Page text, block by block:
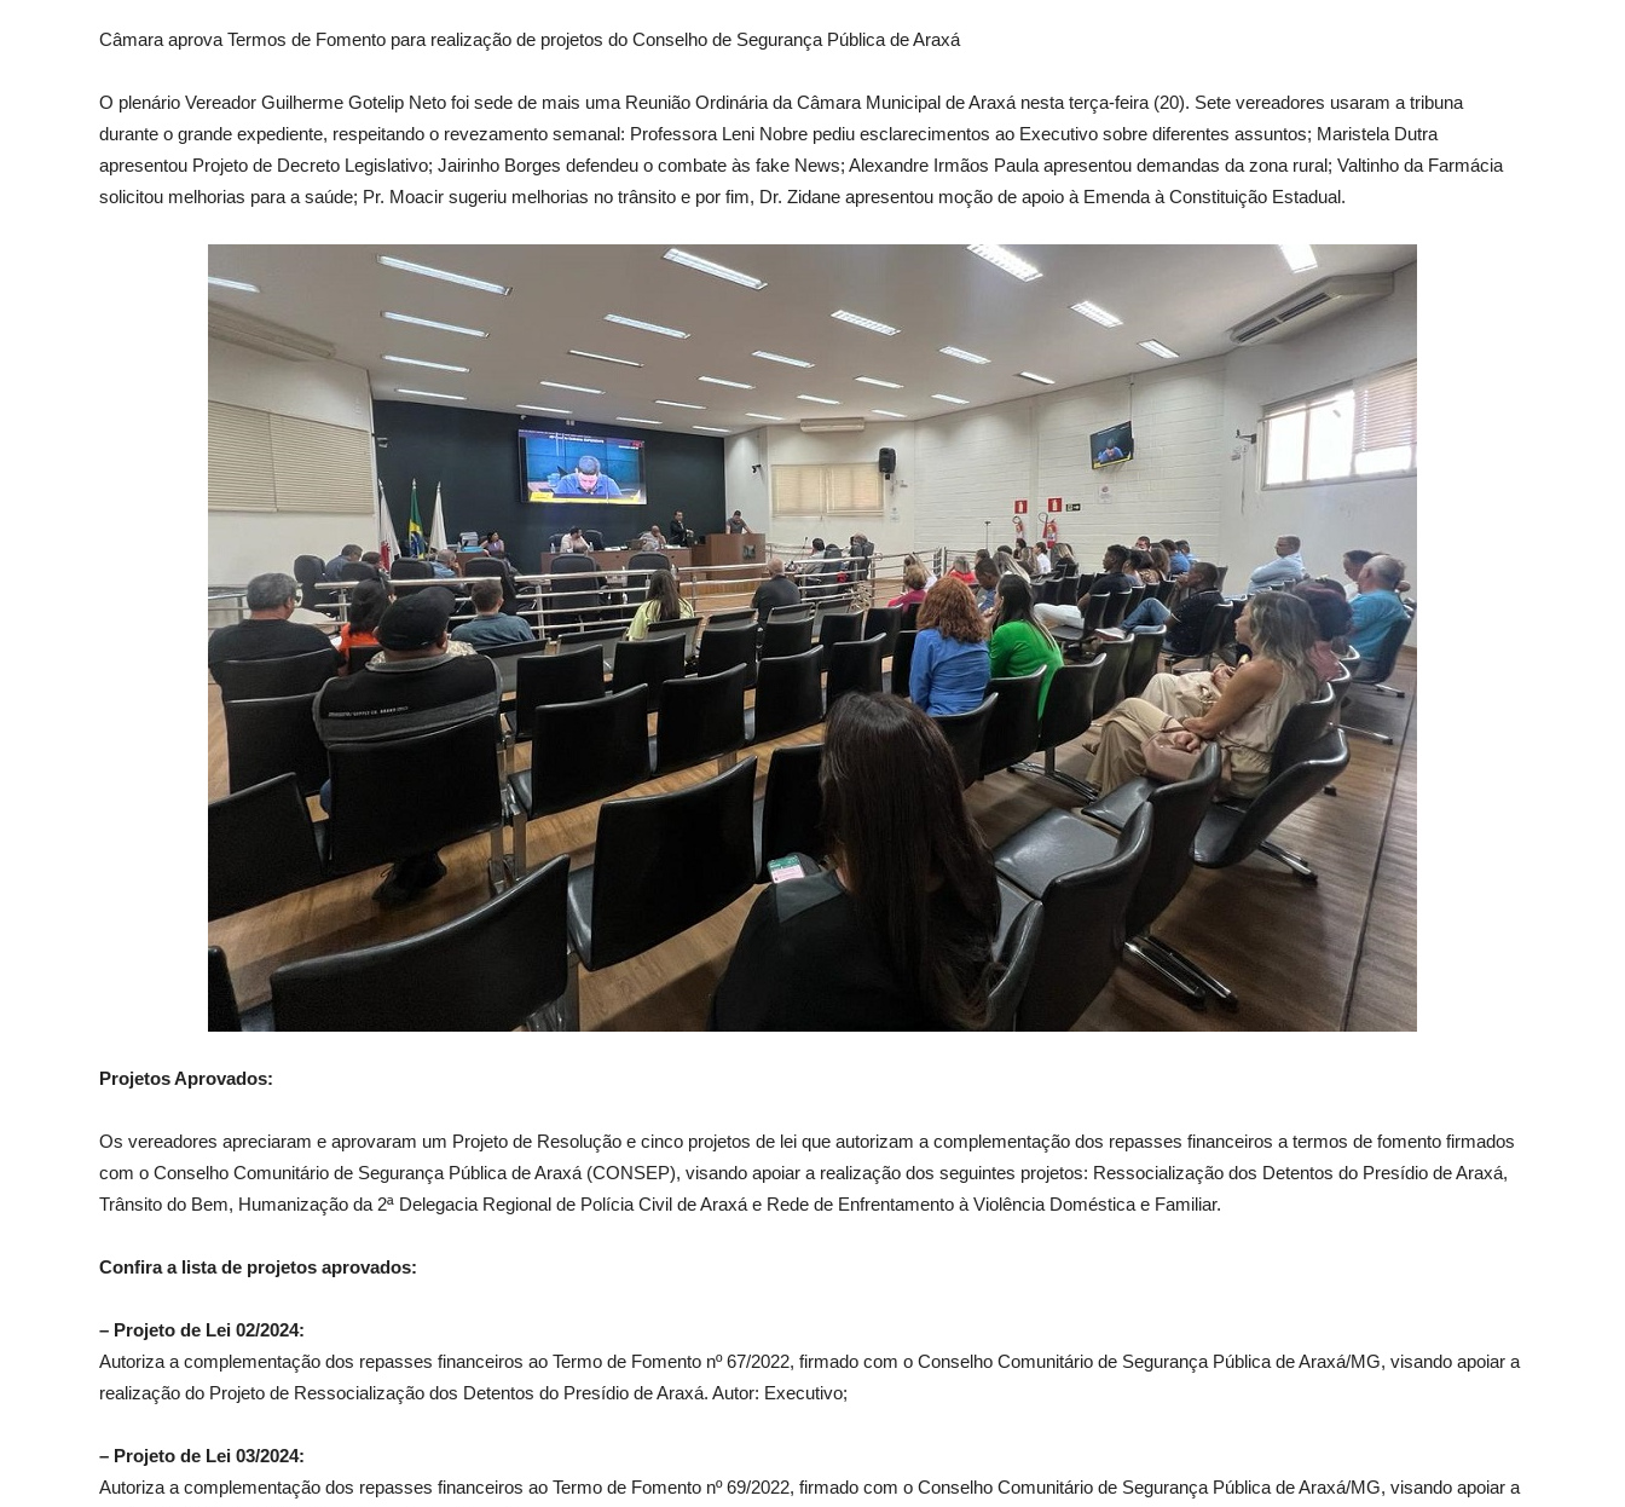
Câmara aprova Termos de Fomento para realização de projetos do Conselho de Segurança Pública de Araxá
O plenário Vereador Guilherme Gotelip Neto foi sede de mais uma Reunião Ordinária da Câmara Municipal de Araxá nesta terça-feira (20). Sete vereadores usaram a tribuna
durante o grande expediente, respeitando o revezamento semanal: Professora Leni Nobre pediu esclarecimentos ao Executivo sobre diferentes assuntos; Maristela Dutra
apresentou Projeto de Decreto Legislativo; Jairinho Borges defendeu o combate às fake News; Alexandre Irmãos Paula apresentou demandas da zona rural; Valtinho da Farmácia
solicitou melhorias para a saúde; Pr. Moacir sugeriu melhorias no trânsito e por fim, Dr. Zidane apresentou moção de apoio à Emenda à Constituição Estadual.
Projetos Aprovados:
Os vereadores apreciaram e aprovaram um Projeto de Resolução e cinco projetos de lei que autorizam a complementação dos repasses financeiros a termos de fomento firmados
com o Conselho Comunitário de Segurança Pública de Araxá (CONSEP), visando apoiar a realização dos seguintes projetos: Ressocialização dos Detentos do Presídio de Araxá,
Trânsito do Bem, Humanização da 2ª Delegacia Regional de Polícia Civil de Araxá e Rede de Enfrentamento à Violência Doméstica e Familiar.
Confira a lista de projetos aprovados:
– Projeto de Lei 02/2024:
Autoriza a complementação dos repasses financeiros ao Termo de Fomento nº 67/2022, firmado com o Conselho Comunitário de Segurança Pública de Araxá/MG, visando apoiar a
realização do Projeto de Ressocialização dos Detentos do Presídio de Araxá. Autor: Executivo;
– Projeto de Lei 03/2024:
Autoriza a complementação dos repasses financeiros ao Termo de Fomento nº 69/2022, firmado com o Conselho Comunitário de Segurança Pública de Araxá/MG, visando apoiar a